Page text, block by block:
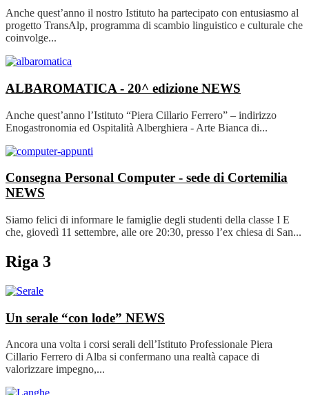
Anche quest’anno il nostro Istituto ha partecipato con entusiasmo al
progetto TransAlp, programma di scambio linguistico e culturale che
coinvolge...
ALBAROMATICA - 20^ edizione NEWS
Anche quest’anno l’Istituto “Piera Cillario Ferrero” – indirizzo
Enogastronomia ed Ospitalità Alberghiera - Arte Bianca di...
Consegna Personal Computer - sede di Cortemilia
NEWS
Siamo felici di informare le famiglie degli studenti della classe I E
che, giovedì 11 settembre, alle ore 20:30, presso l’ex chiesa di San...
Riga 3
Un serale “con lode” NEWS
Ancora una volta i corsi serali dell’Istituto Professionale Piera
Cillario Ferrero di Alba si confermano una realtà capace di
valorizzare impegno,...